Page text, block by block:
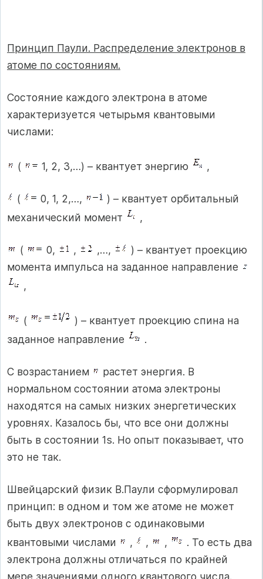
Принцип Паули. Распределение электронов в
атоме по состояниям.
Состояние каждого электрона в атоме
характеризуется четырьмя квантовыми
числами:
( 1, 2, 3,…) – квантует энергию ,
( 0, 1, 2,…,
) – квантует орбитальный
механический момент
,
( 0, , ,…,
) – квантует проекцию
момента импульса на заданное направление
,
(
) – квантует проекцию спина на
заданное направление
.
С возрастанием
растет энергия. В
нормальном состоянии атома электроны
находятся на самых низких энергетических
уровнях. Казалось бы, что все они должны
быть в состоянии 1s. Но опыт показывает, что
это не так.
Швейцарский физик В.Паули сформулировал
принцип: в одном и том же атоме не может
быть двух электронов с одинаковыми
квантовыми числами
, , ,
. То есть два
электрона должны отличаться по крайней